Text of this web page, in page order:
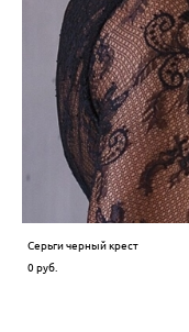
Серьги черный крест
0 pуб.